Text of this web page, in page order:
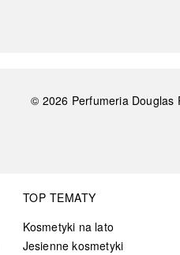
© 2026 Perfumeria Douglas
TOP TEMATY
Kosmetyki na lato
Jesienne kosmetyki